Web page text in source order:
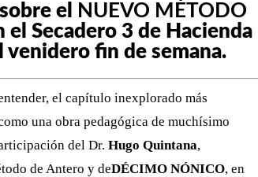
el
NUEVO MÉTODO
el Secadero 3 de Hacienda
venidero fin de semana.
el capítulo inexplorado más
una obra pedagógica de muchísimo
del Dr. Hugo Quintana,
de Antero y deDÉCIMO NÓNICO, en